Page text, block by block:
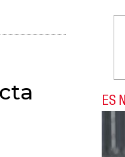
ES